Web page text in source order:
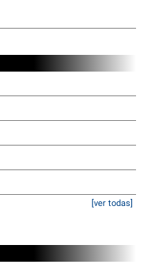
[ver todas]